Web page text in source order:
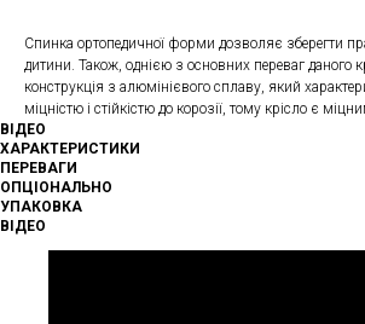
Спинка ортопедичної форми дозволяє зберегти
дитини. Також, однією з основних переваг даного
конструкція з алюмінієвого сплаву, який
міцністю і стійкістю до корозії, тому крісло є
ВІДЕО
ХАРАКТЕРИСТИКИ
ПЕРЕВАГИ
ОПЦІОНАЛЬНО
УПАКОВКА
ВІДЕО